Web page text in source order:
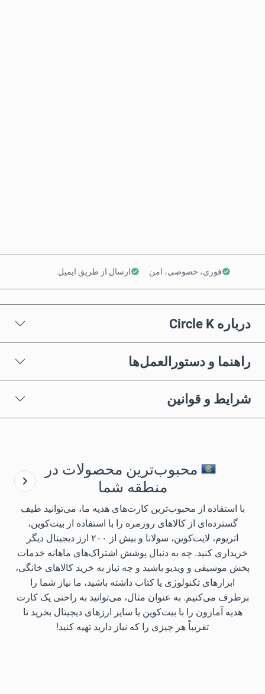
فوری، خصوصی، امن ارسال از طریق ایمیل
درباره Circle K
راهنما و دستورالعمل‌ها
شرایط و قوانین
محبوب‌ترین محصولات در
منطقه شما
با استفاده از محبوب‌ترین کارت‌های هدیه ما، می‌توانید طیف
گسترده‌ای از کالاهای روزمره را با استفاده از بیت‌کوین،
اتریوم، لایت‌کوین، سولانا و بیش از ۲۰۰ ارز دیجیتال دیگر
خریداری کنید. چه به دنبال پوشش اشتراک‌های ماهانه خدمات
پخش موسیقی و ویدیو باشید و چه نیاز به خرید کالاهای خانگی،
ابزارهای تکنولوژی یا کتاب داشته باشید، ما نیاز شما را
برطرف می‌کنیم. به عنوان مثال، می‌توانید به راحتی یک کارت
هدیه آمازون را با بیت‌کوین یا سایر ارزهای دیجیتال بخرید تا
تقریباً هر چیزی را که نیاز دارید تهیه کنید!